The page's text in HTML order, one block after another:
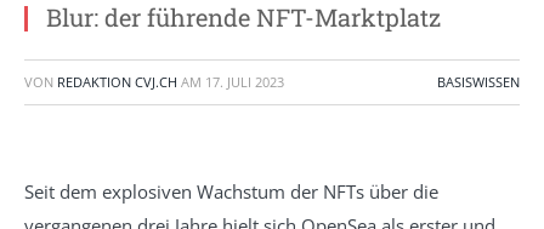
Blur: der führende NFT-Marktplatz
VON REDAKTION CVJ.CH AM 17. JULI 2023 BASISWISSEN
Seit dem explosiven Wachstum der NFTs über die